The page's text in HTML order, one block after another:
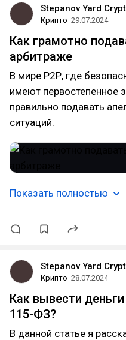
Stepanov Yard
Крипто 29.07.2024
Как грамотно
арбитраже
В мире Р2Р, где
имеют первостепенное
правильно подавать
ситуаций.
Показать полностью
Stepanov Yard
Крипто 28.07.2024
Как вывести
115-ФЗ?
В данной статье я